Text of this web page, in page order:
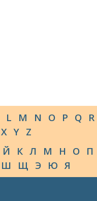
L M N O P Q R
X Y Z
Й К Л М Н О П
Ш Щ Э Ю Я